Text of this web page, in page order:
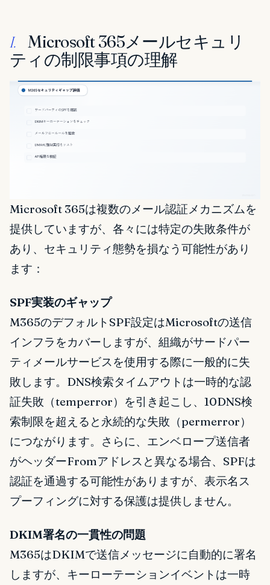
I.
Microsoft 365メールセキュリ
ティの制限事項の理解
Microsoft 365は複数のメール認証メカニズムを
提供していますが、各々には特定の失敗条件が
あり、セキュリティ態勢を損なう可能性があり
ます：
SPF実装のギャップ
M365のデフォルトSPF設定はMicrosoftの送信
インフラをカバーしますが、組織がサードパー
ティメールサービスを使用する際に一般的に失
敗します。DNS検索タイムアウトは一時的な認
証失敗（temperror）を引き起こし、10DNS検
索制限を超えると永続的な失敗（permerror）
につながります。さらに、エンベロープ送信者
がヘッダーFromアドレスと異なる場合、SPFは
認証を通過する可能性がありますが、表示名ス
プーフィングに対する保護は提供しません。
DKIM署名の一貫性の問題
M365はDKIMで送信メッセージに自動的に署名
しますが、キーローテーションイベントは一時